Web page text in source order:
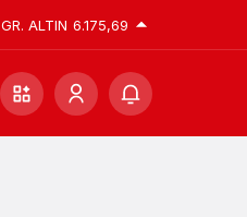
GR. ALTIN 6.175,69